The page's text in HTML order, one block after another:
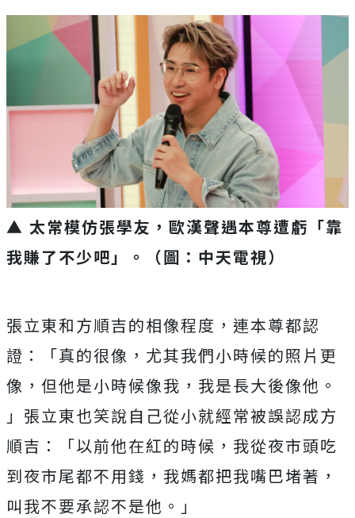
▲ 太常模仿張學友，歐漢聲遇本尊遭虧「靠
我賺了不少吧」。（圖：中天電視）
張立東和方順吉的相像程度，連本尊都認
證：「真的很像， 尤其我們小時候的照片更
像，但他是小時候像我，我是長大後像他。
」張立東也笑說自己從小就經常被誤認成方
順吉：「以前他在紅的時候，我從夜市頭吃
到夜市尾都不用錢， 我媽都把我嘴巴堵著，
叫我不要承認不是他。」